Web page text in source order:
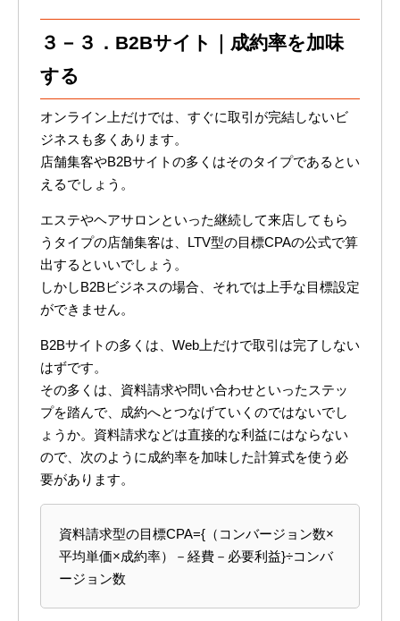
３－３．B2Bサイト｜成約率を加味
する
オンライン上だけでは、すぐに取引が完結しないビ
ジネスも多くあります。
店舗集客やB2Bサイトの多くはそのタイプであるとい
えるでしょう。
エステやヘアサロンといった継続して来店してもら
うタイプの店舗集客は、LTV型の目標CPAの公式で算
出するといいでしょう。
しかしB2Bビジネスの場合、それでは上手な目標設定
ができません。
B2Bサイトの多くは、Web上だけで取引は完了しない
はずです。
その多くは、資料請求や問い合わせといったステッ
プを踏んで、成約へとつなげていくのではないでし
ょうか。資料請求などは直接的な利益にはならない
ので、次のように成約率を加味した計算式を使う必
要があります。
資料請求型の目標CPA={（コンバージョン数×
平均単価×成約率）－経費－必要利益}÷コンバ
ージョン数